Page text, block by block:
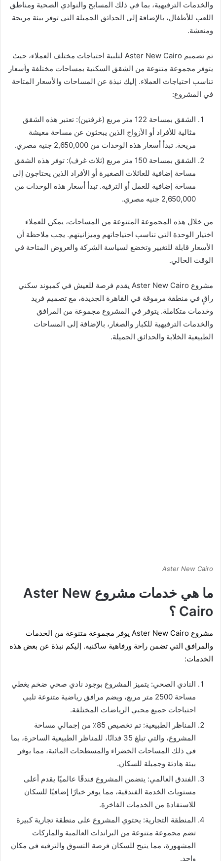
والخدمات الترفيهية، بما في ذلك المسابح والنوادي الصحية ومناطق
اللعب للأطفال، بالإضافة إلى الحدائق الجميلة التي توفر بيئة مريحة
ومنعشة.
تم تصميم Aster New Cairo لتلبية احتياجات مختلف العملاء، حيث
يتوفر مجموعة متنوعة من الشقق السكنية بمساحات مختلفة وأسعار
تناسب احتياجات العملاء. إليك نبذة عن المساحات والأسعار المتاحة
في المشروع:
الشقق بمساحة 122 متر مربع (غرفتين): تعتبر هذه الشقق
مثالية للأفراد أو الأزواج الذين يبحثون عن مساحة معيشة
مريحة. تبدأ أسعار هذه الوحدات من 2,650,000 جنيه مصري.
الشقق بمساحة 150 متر مربع (ثلاث غرف): توفر هذه الشقق
مساحة إضافية للعائلات الصغيرة أو الأفراد الذين يحتاجون إلى
مساحة إضافية للعمل أو الترفيه. تبدأ أسعار هذه الوحدات من
2,650,000 جنيه مصري.
من خلال هذه المجموعة المتنوعة من المساحات، يمكن للعملاء
اختيار الوحدة التي تناسب احتياجاتهم وميزانيتهم. يجب ملاحظة أن
الأسعار قابلة للتغيير وتخضع لسياسة الشركة والعروض المتاحة في
الوقت الحالي.
مشروع Aster New Cairo يقدم فرصة للعيش في كمبوند سكني
راقٍ في منطقة مرموقة في القاهرة الجديدة، مع تصميم فريد
وخدمات متكاملة. يتوفر في المشروع مجموعة من المرافق
والخدمات الترفيهية للكبار والصغار، بالإضافة إلى المساحات
الطبيعية الخلابة والحدائق الجميلة.
Aster New Cairo
ما هي خدمات مشروع Aster New
Cairo ؟
مشروع
Aster New Cairo يوفر مجموعة متنوعة من الخدمات
والمرافق التي تضمن راحة ورفاهية ساكنيه. إليكم نبذة عن بعض هذه
الخدمات:
النادي الصحي: يتميز المشروع بوجود نادي صحي ضخم يغطي
مساحة 2500 متر مربع، ويضم مرافق رياضية متنوعة تلبي
احتياجات جميع محبي الرياضات المختلفة.
المناظر الطبيعية: تم تخصيص 85٪ من إجمالي مساحة
المشروع، والتي تبلغ 35 فدانًا، للمناظر الطبيعية الساحرة، بما
في ذلك المساحات الخضراء والمسطحات المائية، مما يوفر
بيئة هادئة وجميلة للسكان.
الفندق العالمي: يتضمن المشروع فندقًا عالميًا يقدم أعلى
مستويات الخدمة الفندقية، مما يوفر خيارًا إضافيًا للسكان
للاستفادة من الخدمات الفاخرة.
المنطقة التجارية: يحتوي المشروع على منطقة تجارية كبيرة
تضم مجموعة متنوعة من البراندات العالمية والماركات
المشهورة، مما يتيح للسكان فرصة التسوق والترفيه في مكان
واحد.